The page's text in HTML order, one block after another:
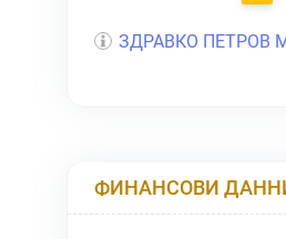
ЗДРАВКО ПЕТРОВ
ФИНАНСОВИ